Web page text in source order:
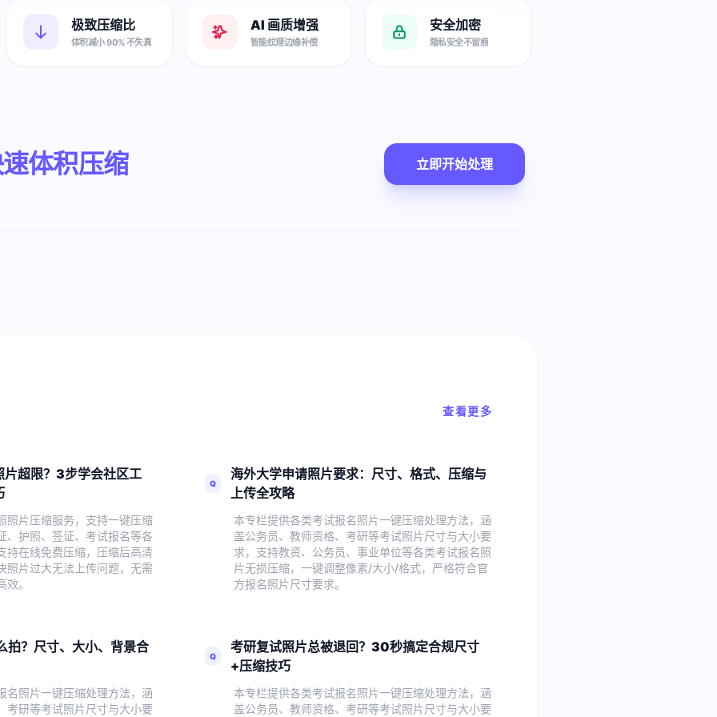
极致压缩比
体积减小 90% 不失真
AI 画质增强
智能纹理边缘补偿
安全加密
隐私安全不留痕
体积压缩 立即开始处理
查看更多
片超限？3步学会社区工
照片压缩服务，支持一键压缩
、护照、签证、考试报名等各
持在线免费压缩，压缩后高清
照片过大无法上传问题，无需
。
Q
海外大学申请照片要求：尺寸、格式、压缩与
上传全攻略
本专栏提供各类考试报名照片一键压缩处理方法，涵
盖公务员、教师资格、考研等考试照片尺寸与大小要
求，支持教资、公务员、事业单位等各类考试报名照
片无损压缩，一键调整像素/大小/格式，严格符合官
方报名照片尺寸要求。
拍？尺寸、大小、背景合
名照片一键压缩处理方法，涵
考研等考试照片尺寸与大小要
Q
考研复试照片总被退回？30秒搞定合规尺寸
+压缩技巧
本专栏提供各类考试报名照片一键压缩处理方法，涵
盖公务员、教师资格、考研等考试照片尺寸与大小要